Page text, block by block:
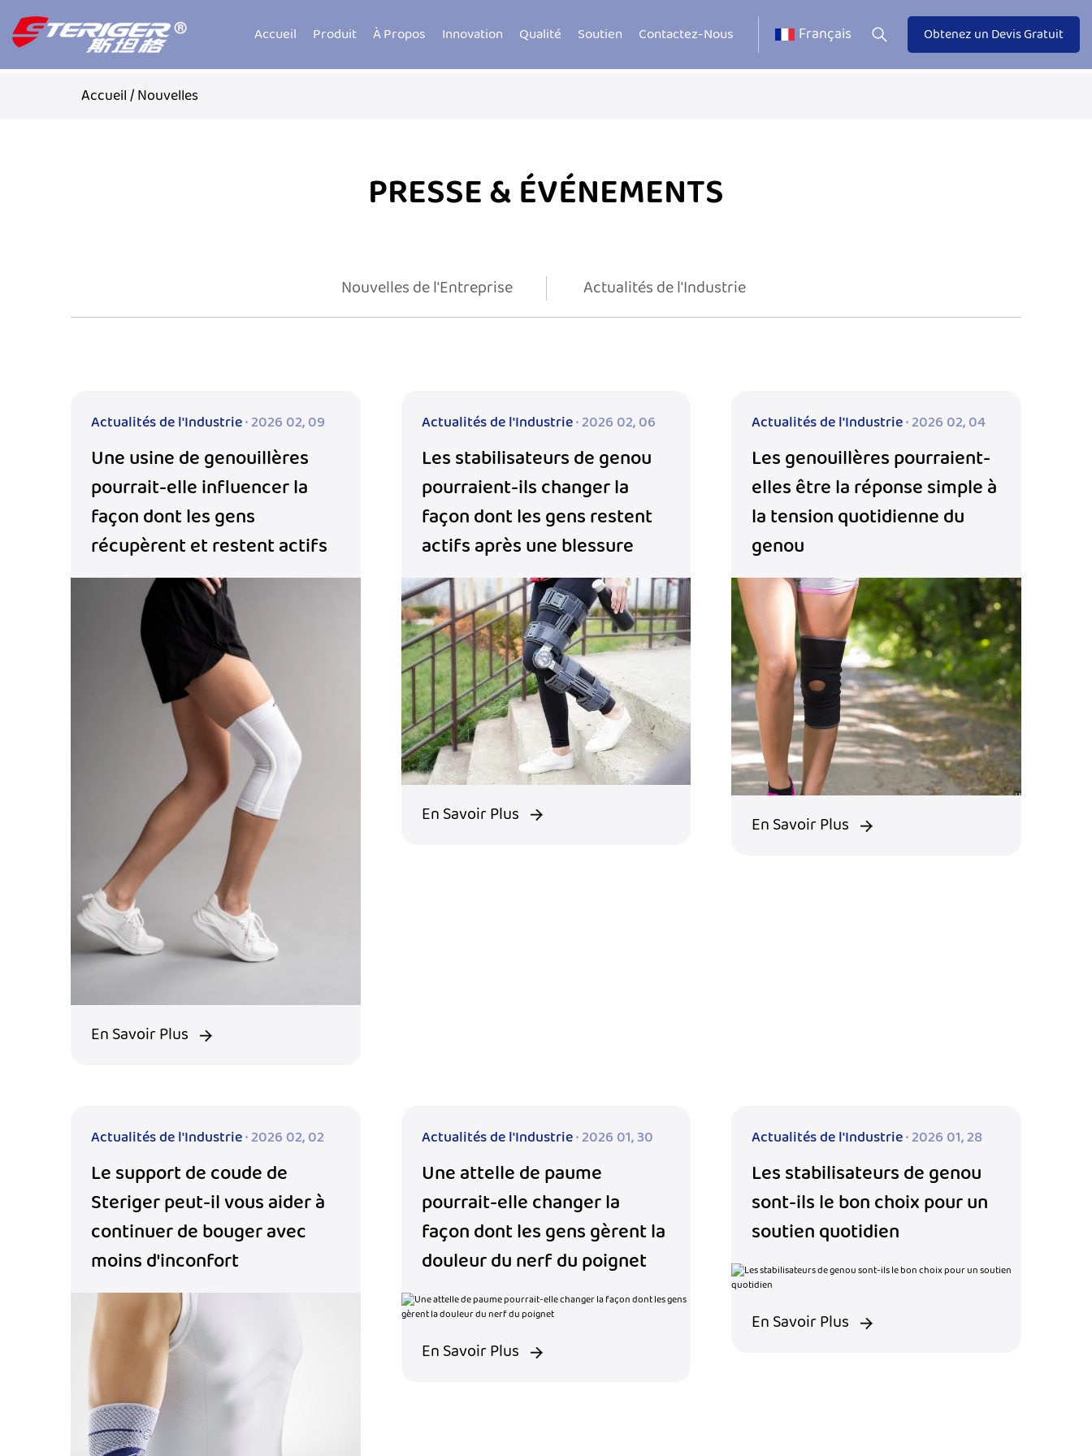
Accueil Produit À Propos Innovation Qualité Soutien Contactez-Nous Français Obtenez un Devis Gratuit
Accueil/Nouvelles
PRESSE & ÉVÉNEMENTS
Nouvelles de l'Entreprise Actualités de l'Industrie
Actualités de l'Industrie· 2026 02, 09
Une usine de genouillères
pourrait-elle influencer la
façon dont les gens
récupèrent et restent actifs
En Savoir Plus
Actualités de l'Industrie· 2026 02, 06
Les stabilisateurs de genou
pourraient-ils changer la
façon dont les gens restent
actifs après une blessure
En Savoir Plus
Actualités de l'Industrie· 2026 02, 04
Les genouillères pourraient-
elles être la réponse simple à
la tension quotidienne du
genou
En Savoir Plus
Actualités de l'Industrie· 2026 02, 02
Le support de coude de
Steriger peut-il vous aider à
continuer de bouger avec
moins d'inconfort
Actualités de l'Industrie· 2026 01, 30
Une attelle de paume
pourrait-elle changer la
façon dont les gens gèrent la
douleur du nerf du poignet
En Savoir Plus
Actualités de l'Industrie· 2026 01, 28
Les stabilisateurs de genou
sont-ils le bon choix pour un
soutien quotidien
En Savoir Plus